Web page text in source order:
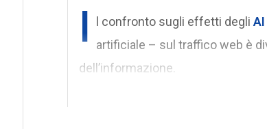
I l confronto sugli effetti degli
artificiale – sul traffico web è
dell’informazione.